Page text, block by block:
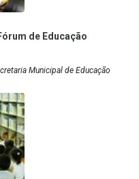
de Educação
Municipal de Educação